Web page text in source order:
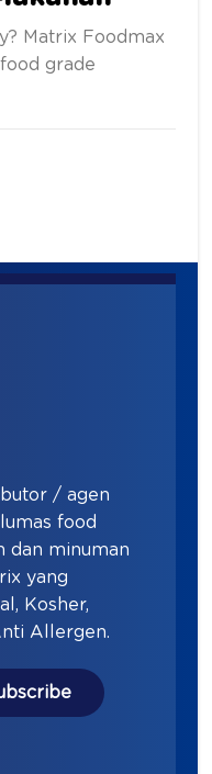
Matrix Foodmax
grade
/ agen
food
dan minuman
yang
Kosher,
Allergen.